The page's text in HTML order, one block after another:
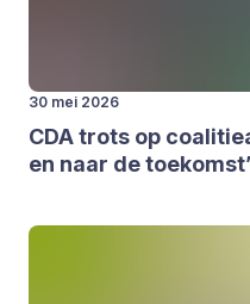
30 mei 2026
CDAtrots op
en naar de